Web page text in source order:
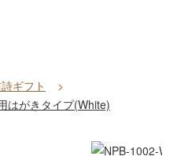
ギフト
はがきタイプ(White)